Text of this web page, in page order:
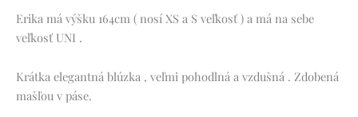
Erika má výšku 164cm ( nosí XS a S veľkosť ) a má na sebe
veľkosť UNI .
Krátka elegantná blúzka , veľmi pohodlná a vzdušná . Zdobená
mašľou v páse.